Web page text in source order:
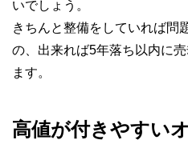
いでしょう。
きちんと整備をしていれば問
の、出来れば5年落ち以内に
ます。
高値が付きやすい